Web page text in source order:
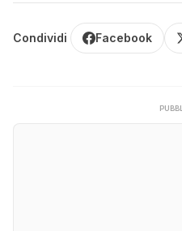
Condividi Facebook